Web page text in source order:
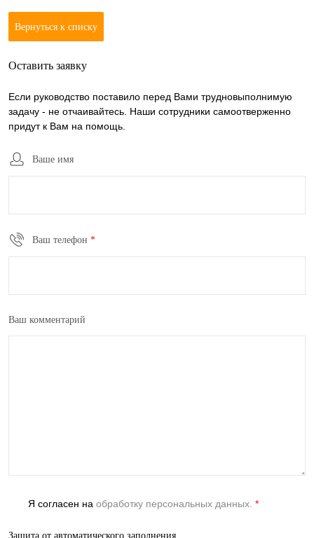
Вернуться к списку
Оставить заявку
Если руководство поставило перед Вами трудновыполнимую
задачу - не отчаивайтесь. Наши сотрудники самоотверженно
придут к Вам на помощь.
Ваше имя
Ваш телефон *
Ваш комментарий
Я согласен на обработку персональных данных. *
Защита от автоматического заполнения